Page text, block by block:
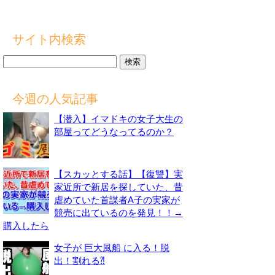
サイト内検索
今週の人気記事
【潜入】イマドキの女子大生の
部屋ってどうなってるのか？
【スカッとする話】【復讐】実
家近所で新居を探していた、昔
虐めていた首謀者A子の実家が
競売に出ているのを発見！！→
購入したら
女子が 巨大風船 に入る！脱
出！割れる⁈